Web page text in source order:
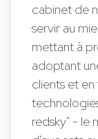
cabinet de
servir au
mettant à
adoptant
clients et en
redsky" - le